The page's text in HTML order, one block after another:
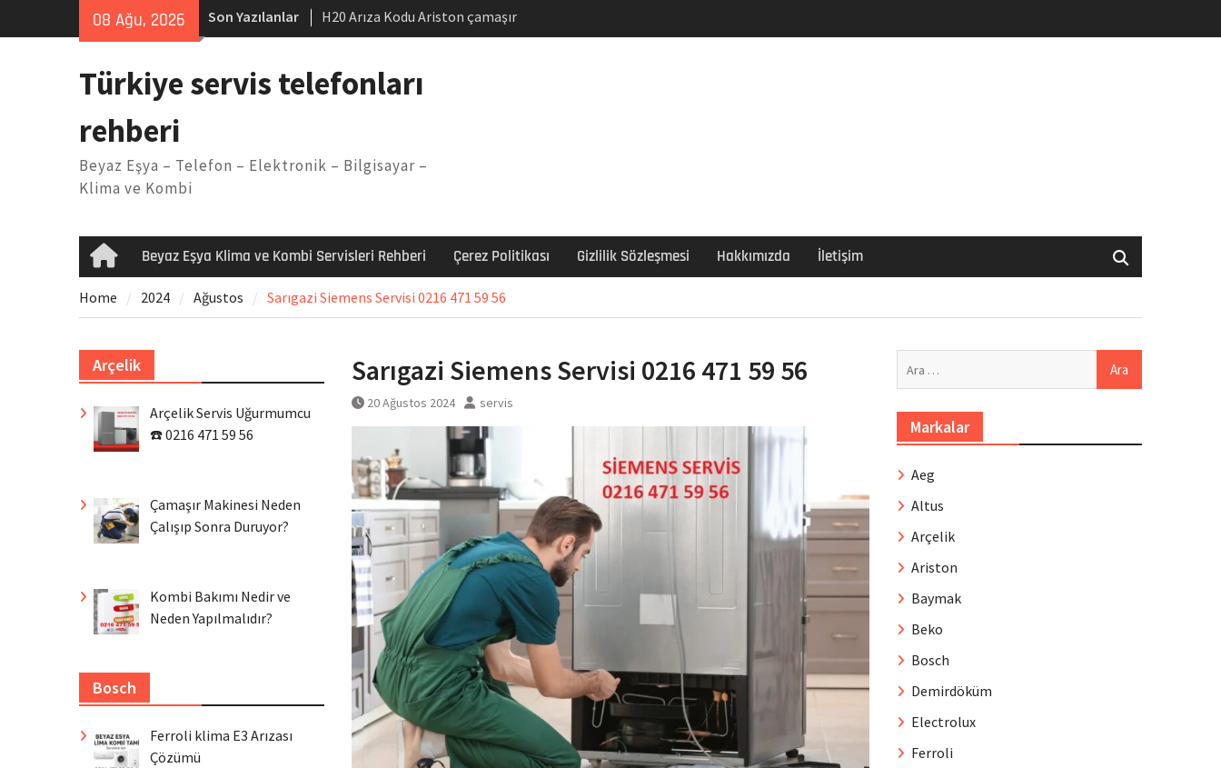
08 Ağu, 2026 Son Yazılanlar
H20 Arıza Kodu Ariston çamaşır
makinesi Sorunu
Arçelik buzdolabı F5 Hatası Çözüm
Ferroli klima E3 Arızası Çözümü
Türkiye servis telefonları
rehberi
Beyaz Eşya – Telefon – Elektronik – Bilgisayar –
Klima ve Kombi
HomeBeyaz Eşya Klima ve Kombi Servisleri Rehberi Çerez Politikası Gizlilik Sözleşmesi Hakkımızda İletişim
Home 2024 Ağustos Sarıgazi Siemens Servisi 0216 471 59 56
Sarıgazi Siemens Servisi 0216 471 59 56
20 Ağustos 2024 servis
Markalar
Aeg
Altus
Arçelik
Ariston
Baymak
Beko
Bosch
Demirdöküm
Electrolux
Ferroli
Arçelik
Arçelik Servis Uğurmumcu
☎️ 0216 471 59 56
Çamaşır Makinesi Neden
Çalışıp Sonra Duruyor?
Kombi Bakımı Nedir ve
Neden Yapılmalıdır?
Bosch
Ferroli klima E3 Arızası
Çözümü